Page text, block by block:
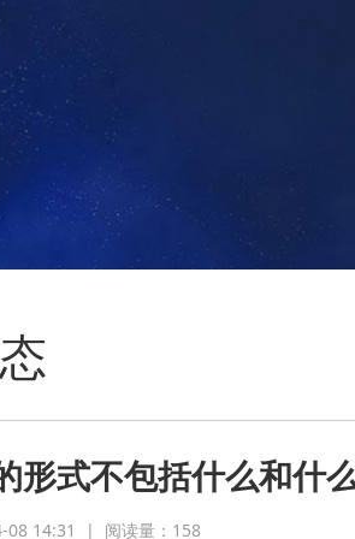
形式不包括什么和什
08 14:31 | 阅读量： 158